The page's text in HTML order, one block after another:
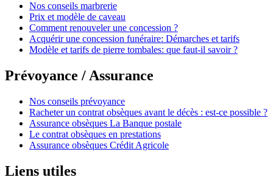
Nos conseils marbrerie
Prix et modèle de caveau
Comment renouveler une concession ?
Acquérir une concession funéraire: Démarches et tarifs
Modèle et tarifs de pierre tombales: que faut-il savoir ?
Prévoyance / Assurance
Nos conseils prévoyance
Racheter un contrat obsèques avant le décès : est-ce possible ?
Assurance obsèques La Banque postale
Le contrat obsèques en prestations
Assurance obsèques Crédit Agricole
Liens utiles